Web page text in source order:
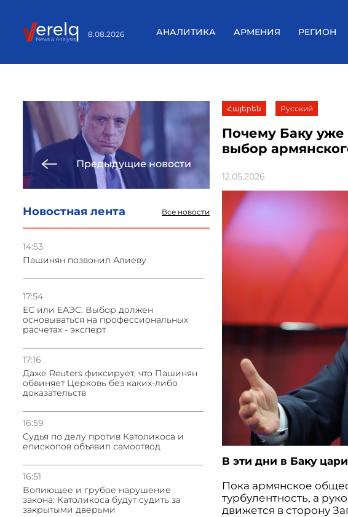
8.08.2026 АНАЛИТИКА АРМЕНИЯ РЕГИОН
Предыдущие новости
Новостная лента Все новости
14:53
Пашинян позвонил Алиеву
17:54
ЕС или ЕАЭС: Выбор должен
основываться на профессиональных
расчетах - эксперт
17:16
Даже Reuters фиксирует, что Пашинян
обвиняет Церковь без каких-либо
доказательств
16:59
Судья по делу против Католикоса и
епископов объявил самоотвод
16:51
Вопиющее и грубое нарушение
закона: Католикоса будут судить за
закрытыми дверьми
Հայերեն Русский
Почему Баку уже
выбор
12.05.2026
В эти дни в Баку
Пока армянское
турбулентность, а
движется в сторону